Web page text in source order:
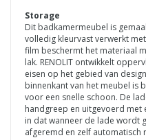
Storage
Dit badkamermeubel is
volledig kleurvast verwerkt met
film beschermt het materiaal
lak. RENOLIT ontwikkelt
eisen op het gebied van
binnenkant van het meubel is
voor een snelle schoon. De
handgreep en uitgevoerd met
in dat wanneer de lade wordt
afgeremd en zelf automatisch